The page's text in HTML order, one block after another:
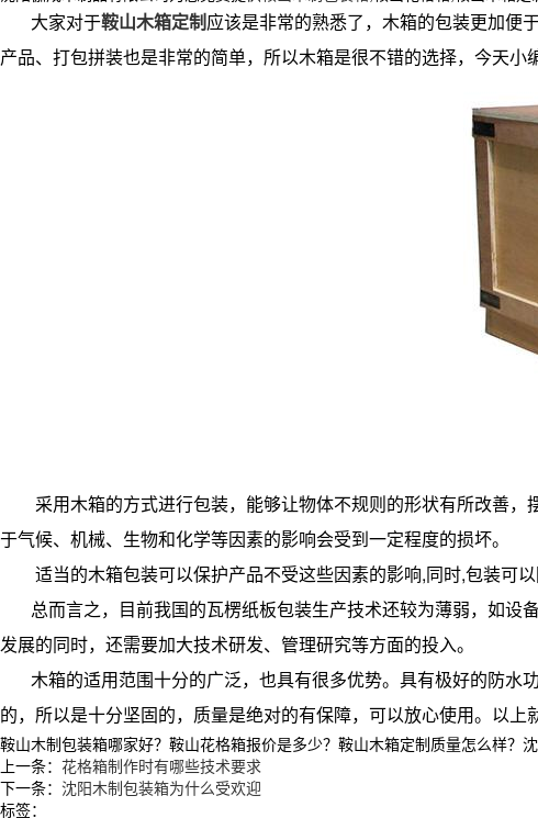
大家对于鞍山木箱定制应该是非常的熟悉了，木箱的包装更加便
产品、打包拼装也是非常的简单，所以木箱是很不错的选择，今天小
采用木箱的方式进行包装，能够让物体不规则的形状有所改善
于气候、机械、生物和化学等因素的影响会受到一定程度的损坏。
适当的木箱包装可以保护产品不受这些因素的影响,同时,包装可
总而言之，目前我国的瓦楞纸板包装生产技术还较为薄弱，如
发展的同时，还需要加大技术研发、管理研究等方面的投入。
木箱的适用范围十分的广泛，也具有很多优势。具有极好的防
的，所以是十分坚固的，质量是绝对的有保障，可以放心使用。以
鞍山木制包装箱哪家好？鞍山花格箱报价是多少？鞍山木箱定制质量怎么样
上一条： 花格箱制作时有哪些技术要求
下一条： 沈阳木制包装箱为什么受欢迎
标签：